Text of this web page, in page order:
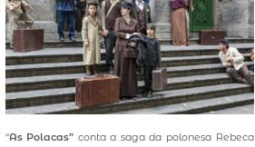
“As Polacas” conta a saga da polonesa Rebeca